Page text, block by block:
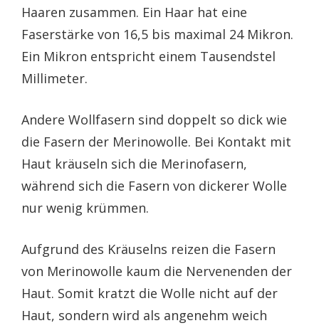
Haaren zusammen. Ein Haar hat eine
Faserstärke von 16,5 bis maximal 24 Mikron.
Ein Mikron entspricht einem Tausendstel
Millimeter.
Andere Wollfasern sind doppelt so dick wie
die Fasern der Merinowolle. Bei Kontakt mit
Haut kräuseln sich die Merinofasern,
während sich die Fasern von dickerer Wolle
nur wenig krümmen.
Aufgrund des Kräuselns reizen die Fasern
von Merinowolle kaum die Nervenenden der
Haut. Somit kratzt die Wolle nicht auf der
Haut, sondern wird als angenehm weich